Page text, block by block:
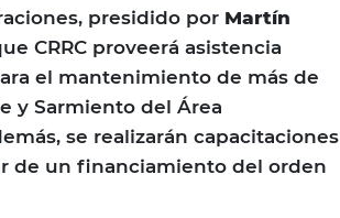
presidido por Martín
CRRC proveerá asistencia
el mantenimiento de más de
y Sarmiento del Área
se realizarán capacitaciones
de un financiamiento del orden